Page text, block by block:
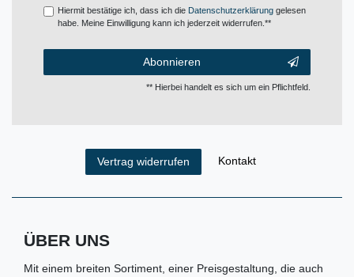
Hiermit bestätige ich, dass ich die Daten­schutz­erklärunggelesen
habe. Meine Einwilligung kann ich jederzeit widerrufen.**
Abonnieren
** Hierbei handelt es sich um ein Pflichtfeld.
Vertrag widerrufen Kontakt
ÜBER UNS
Mit einem breiten Sortiment, einer Preisgestaltung, die auch